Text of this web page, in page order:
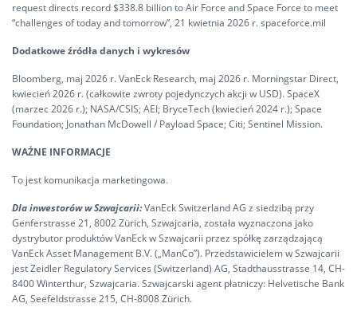
request directs record $338.8 billion to Air Force and Space Force to meet
“challenges of today and tomorrow”, 21 kwietnia 2026 r. spaceforce.mil
Dodatkowe źródła danych i wykresów
Bloomberg, maj 2026 r. VanEck Research, maj 2026 r. Morningstar Direct,
kwiecień 2026 r. (całkowite zwroty pojedynczych akcji w USD). SpaceX
(marzec 2026 r.); NASA/CSIS; AEI; BryceTech (kwiecień 2024 r.); Space
Foundation; Jonathan McDowell / Payload Space; Citi; Sentinel Mission.
WAŻNE INFORMACJE
To jest komunikacja marketingowa.
Dla inwestorów w Szwajcarii:VanEck Switzerland AG z siedzibą przy
Genferstrasse 21, 8002 Zürich, Szwajcaria, została wyznaczona jako
dystrybutor produktów VanEck w Szwajcarii przez spółkę zarządzającą
VanEck Asset Management B.V. („ManCo”). Przedstawicielem w Szwajcarii
jest Zeidler Regulatory Services (Switzerland) AG, Stadthausstrasse 14, CH-
8400 Winterthur, Szwajcaria. Szwajcarski agent płatniczy: Helvetische Bank
AG, Seefeldstrasse 215, CH-8008 Zürich.